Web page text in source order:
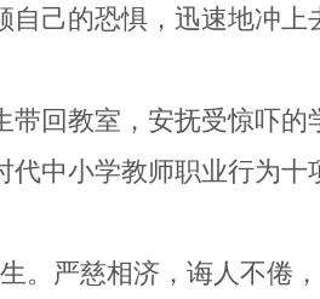
自己的恐惧，迅速地冲
带回教室，安抚受惊吓的
代中小学教师职业行为
生。严慈相济，诲人不